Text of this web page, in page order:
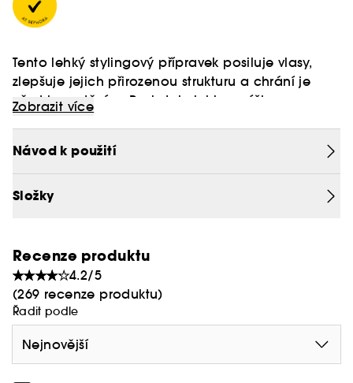
Tento lehký stylingový přípravek posiluje vlasy,
zlepšuje jejich přirozenou strukturu a chrání je
před krepatěním. Poskytuje lehkou výživu a
zabraňuje poškození, posiluje kadeře, krotí
krepatění a snižuje nadzvedávání kutikuly pro
lesklejší kadeře, podporuje definované kadeře a
Sephora, klikněte
Zobrazit více
Návod k použití
Složky
Recenze produktu
4.2/5
(269 recenze produktu)
Řadit podle
Nejnovější